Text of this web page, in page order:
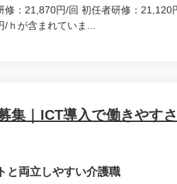
修：21,870円/回 初任者研修：
ｈが含まれていま...
集｜ICT導入で働きやす
と両立しやすい介護職